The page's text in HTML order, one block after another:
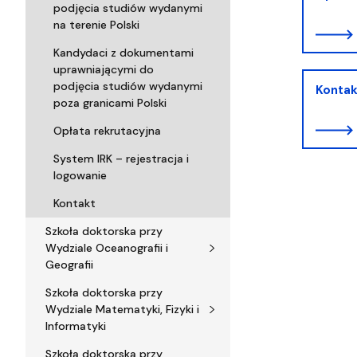
podjęcia studiów wydanymi
na terenie Polski
Kandydaci z dokumentami
uprawniającymi do
podjęcia studiów wydanymi
poza granicami Polski
Opłata rekrutacyjna
System IRK – rejestracja i
logowanie
Kontakt
Szkoła doktorska przy
Wydziale Oceanografii i
Geografii
Szkoła doktorska przy
Wydziale Matematyki, Fizyki i
Informatyki
Szkoła doktorska przy